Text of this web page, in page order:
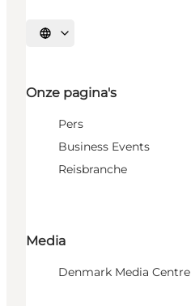
Selecteer taal
Onze pagina's
Pers
Business Events
Reisbranche
Media
Denmark Media Centre